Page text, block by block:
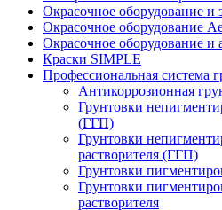
Окрасочное оборудование и
Окрасочное оборудование
Окрасочное оборудование и
Краски SIMPLE
Профессиональная система
Антикоррозионная
Грунтовки
(ГГП)
Грунтовки
растворителя (ГГП)
Грунтовки
Грунтовки
растворителя